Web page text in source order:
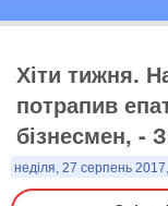
Хіти тижня.
потрапив
бізнесмен, -
неділя, 27 серпень